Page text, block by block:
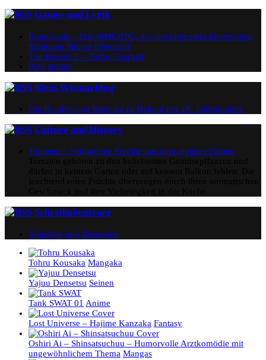
Games und Lyrik
RuneScape – Das MMORPG, das seit über zwei Jahrzehnten
Millionen Spieler begeistert
The Karters 2 – Turbo Charged
Poly Bridge
Mein Wismarblog
Die Handelslage Wismars zu Beginn des 19. Jahrhunderts
Culture and History
Tomaten – Saftige rote Früchte aus dem eigenen Garten
Schreibabenteuer
Wünsche und Bestreben
Tohru Kousaka Mangaka
Yajuu Densetsu Seinen
Tank SWAT 01 Anime
Lost Universe – Hajime Kanzaka Fantasy
Oshiri Ai – Shinsatsuchuu – Humorvolle Arztkomödie mit
ungewöhnlichem Thema Mangas